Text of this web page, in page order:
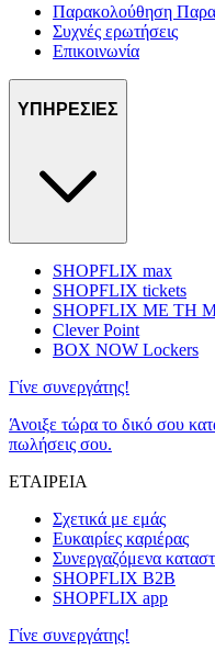
Παρακολούθηση
Συχνές ερωτήσεις
Επικοινωνία
ΥΠΗΡΕΣΙΕΣ
SHOPFLIX max
SHOPFLIX tickets
SHOPFLIX ΜΕ ΤΗ
Clever Point
BOX NOW Lockers
Γίνε συνεργάτης!
Άνοιξε τώρα το δικό σου
πωλήσεις σου.
ΕΤΑΙΡΕΙΑ
Σχετικά με εμάς
Ευκαιρίες καριέρας
Συνεργαζόμενα
SHOPFLIX B2B
SHOPFLIX app
Γίνε συνεργάτης!